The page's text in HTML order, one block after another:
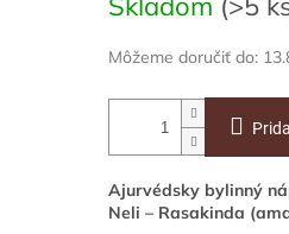
Môžeme doručiť do:
Ajurvédsky bylinný
Neli – Rasakinda